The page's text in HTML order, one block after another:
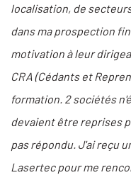
localisation, de
dans ma prospection
motivation à leur
CRA (Cédants et
formation. 2 sociétés
devaient être reprises
pas répondu. J'ai reçu
Lasertec pour me